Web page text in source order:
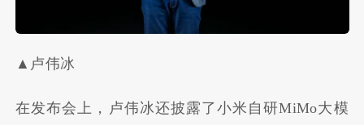
▲卢伟冰
在发布会上，卢伟冰还披露了小米自研MiMo大模